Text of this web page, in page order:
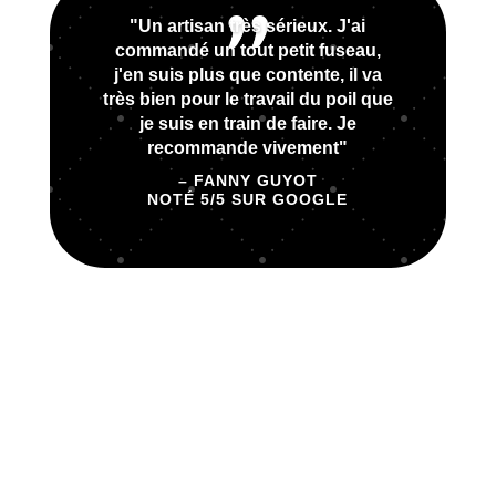
"Un artisan très sérieux. J'ai
commandé un tout petit fuseau,
j'en suis plus que contente, il va
très bien pour le travail du poil que
je suis en train de faire. Je
recommande vivement"
– FANNY GUYOT
NOTÉ 5/5 SUR GOOGLE